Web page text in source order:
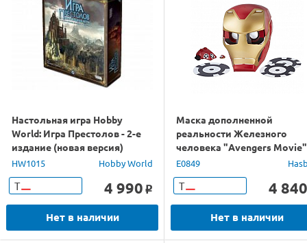
Настольная игра Hobby
World: Игра Престолов - 2-е
издание (новая версия)
HW1015 Hobby World
Т 4 990 o
Нет в наличии
Маска дополненной
реальности Железного
человека "Avengers Movie"
E0849 в/к
E0849
Т 4 840
Нет в наличии